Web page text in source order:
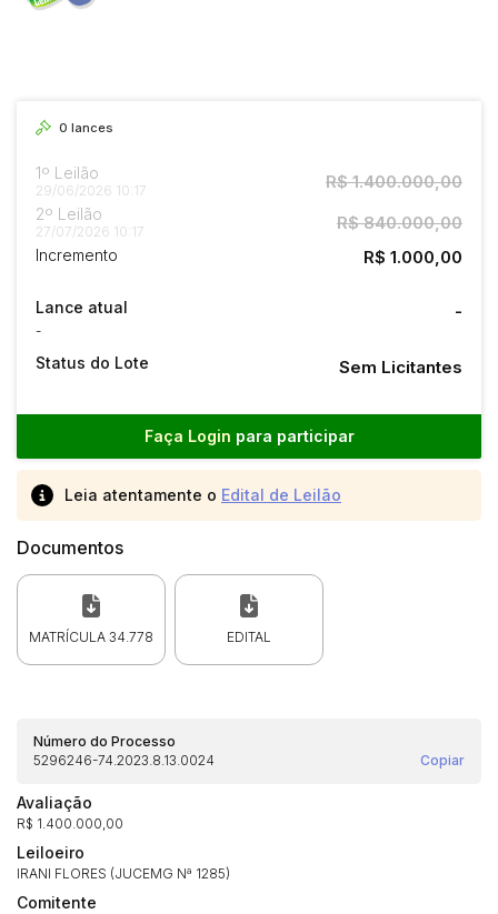
0 lances
1º Leilão
29/06/2026 10:17 R$ 1.400.000,00
2º Leilão
27/07/2026 10:17 R$ 840.000,00
Incremento R$ 1.000,00
Lance atual
-
-
Status do Lote Sem Licitantes
Faça Login para participar
Leia atentamente o Edital de Leilão
Documentos
MATRÍCULA 34.778 EDITAL
Número do Processo
5296246-74.2023.8.13.0024
Copiar
Avaliação
R$ 1.400.000,00
Leiloeiro
IRANI FLORES (JUCEMG Nª 1285)
Comitente
Envie sua Proposta
Histórico de Propostas
Habilite-se para efetuar lances ou
propostas